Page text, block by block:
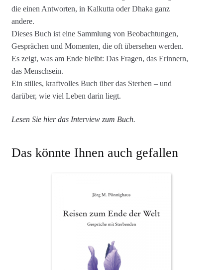
die einen Antworten, in Kalkutta oder Dhaka ganz
andere.
Dieses Buch ist eine Sammlung von Beobachtungen,
Gesprächen und Momenten, die oft übersehen werden.
Es zeigt, was am Ende bleibt: Das Fragen, das Erinnern,
das Menschsein.
Ein stilles, kraftvolles Buch über das Sterben – und
darüber, wie viel Leben darin liegt.
Lesen Sie hier das Interview zum Buch.
Das könnte Ihnen auch gefallen